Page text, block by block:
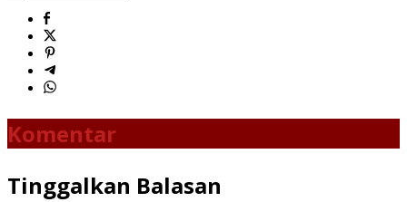
Komentar
Tinggalkan Balasan